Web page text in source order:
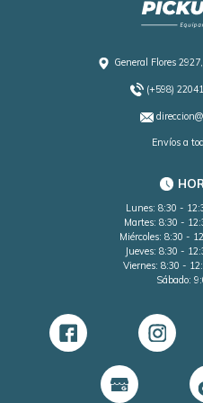
General Flores
(+598)
Envíos a
Lunes: 8:30 -
Martes: 8:30 -
Miércoles: 8:30 -
Jueves: 8:30 -
Viernes: 8:30 -
Sábado: